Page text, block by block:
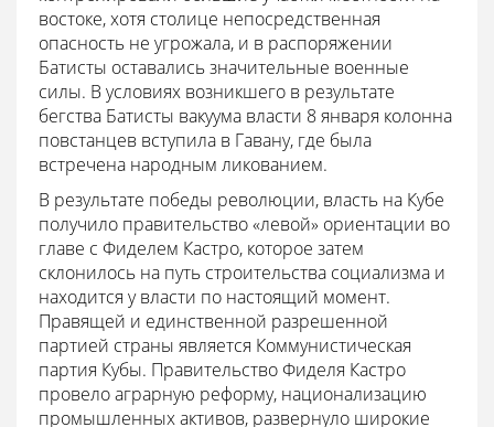
востоке, хотя столице непосредственная
опасность не угрожала, и в распоряжении
Батисты оставались значительные военные
силы. В условиях возникшего в результате
бегства Батисты вакуума власти 8 января колонна
повстанцев вступила в Гавану, где была
встречена народным ликованием.
В результате победы революции, власть на Кубе
получило правительство «левой» ориентации во
главе с Фиделем Кастро, которое затем
склонилось на путь строительства социализма и
находится у власти по настоящий момент.
Правящей и единственной разрешенной
партией страны является Коммунистическая
партия Кубы. Правительство Фиделя Кастро
провело аграрную реформу, национализацию
промышленных активов, развернуло широкие